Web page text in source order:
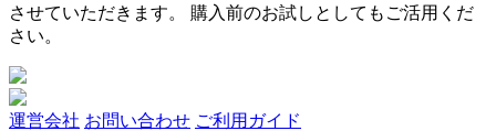
させていただきます。 購入前のお試しとしてもご活用くだ
さい。
運営会社 お問い合わせ ご利用ガイド